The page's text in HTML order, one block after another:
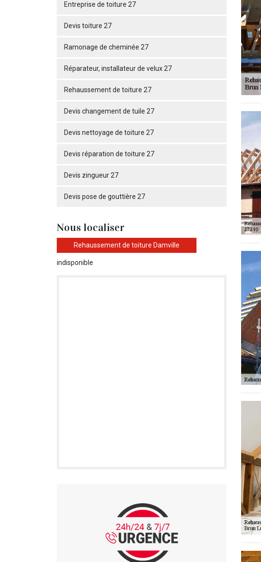
Entreprise de toiture 27
Devis toiture 27
Ramonage de cheminée 27
Réparateur, installateur de velux 27
Rehaussement de toiture 27
Devis changement de tuile 27
Devis nettoyage de toiture 27
Devis réparation de toiture 27
Devis zingueur 27
Devis pose de gouttière 27
Nous localiser
Rehaussement de toiture Damville
indisponible